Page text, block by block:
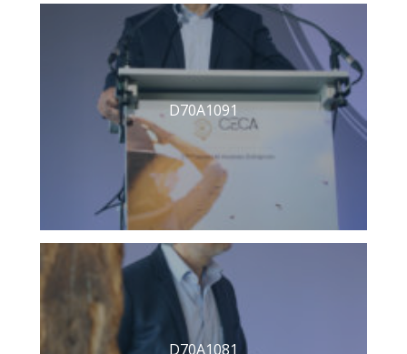
D70A1091
D70A1081